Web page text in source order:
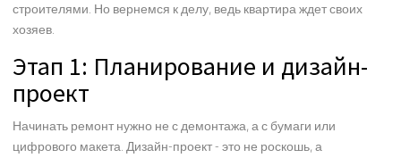
строителями. Но вернемся к делу, ведь квартира ждет своих
хозяев.
Этап 1: Планирование и дизайн-
проект
Начинать ремонт нужно не с демонтажа, а с бумаги или
цифрового макета. Дизайн-проект - это не роскошь, а